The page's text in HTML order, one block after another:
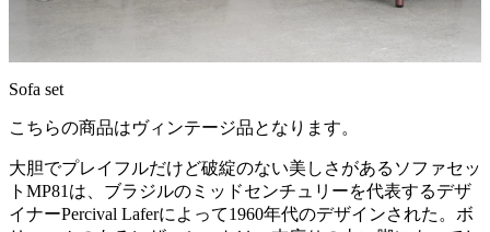
Sofa set
こちらの商品はヴィンテージ品となります。
大胆でプレイフルだけど破綻のない美しさがあるソファセッ
トMP81は、ブラジルのミッドセンチュリーを代表するデザ
イナーPercival Laferによって1960年代のデザインされた。ボ